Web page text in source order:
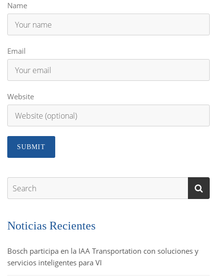
Name
Email
Website
Noticias Recientes
Bosch participa en la IAA Transportation con soluciones y
servicios inteligentes para VI